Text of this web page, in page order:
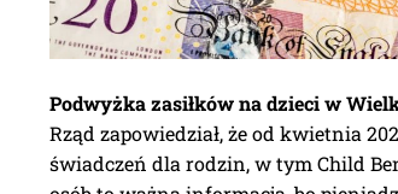
Podwyżka zasiłków na dzieci w
Rząd zapowiedział, że od kwietnia
świadczeń dla rodzin, w tym Child